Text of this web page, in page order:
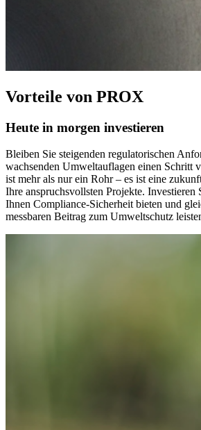
Vorteile von PROX
Heute in morgen investieren
Bleiben Sie steigenden regulatorischen
wachsenden Umweltauflagen einen Schritt
ist mehr als nur ein Rohr – es ist eine
Ihre anspruchsvollsten Projekte. Investieren
Ihnen Compliance-Sicherheit bieten und
messbaren Beitrag zum Umweltschutz